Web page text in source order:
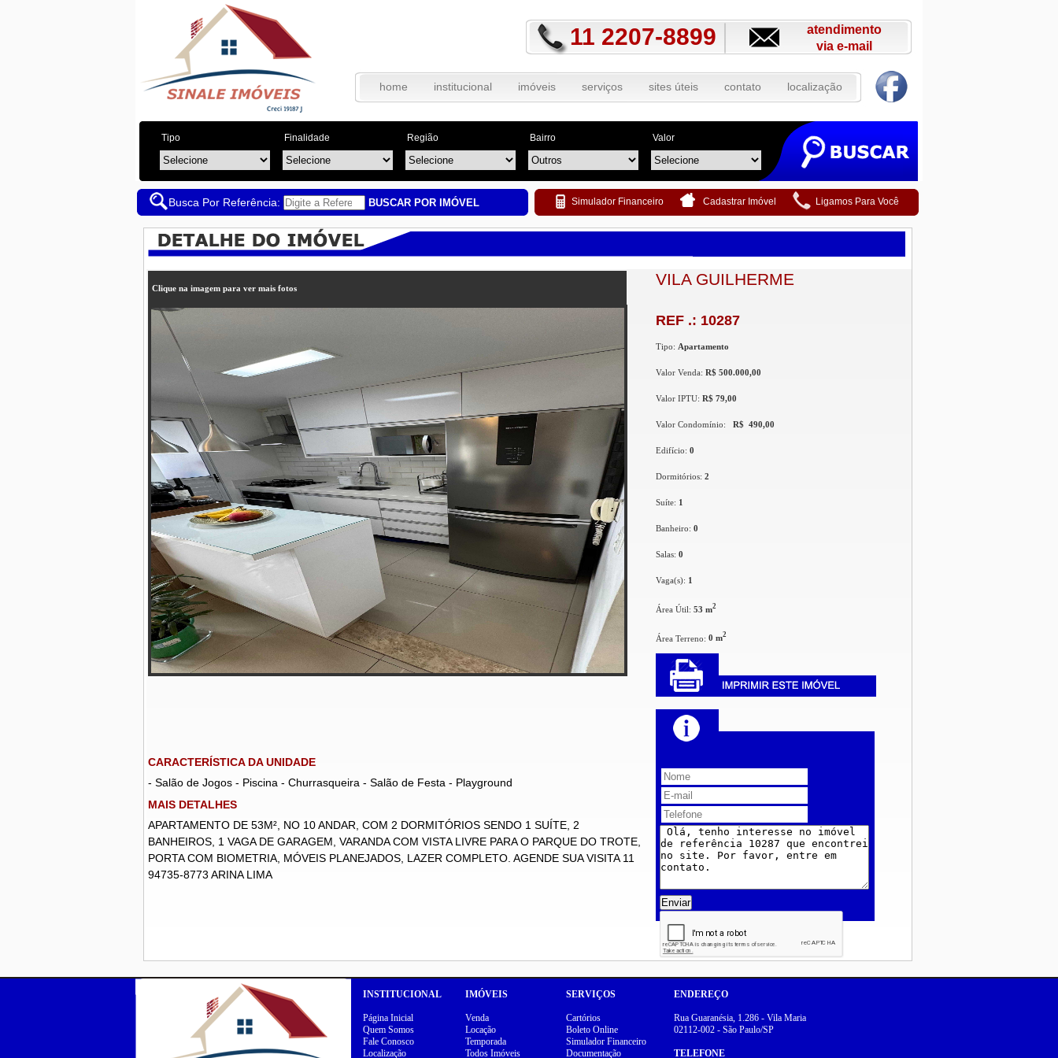
11 2207-8899
atendimento
via e-mail
home institucional imóveis serviços sites úteis contato localização
Tipo Finalidade Região Bairro Valor
Busca Por Referência: BUSCAR POR IMÓVEL Simulador Financeiro Cadastrar Imóvel Ligamos Para Você
Clique na imagem para ver mais fotos
CARACTERÍSTICA DA UNIDADE
- Salão de Jogos - Piscina - Churrasqueira - Salão de Festa - Playground
MAIS DETALHES
APARTAMENTO DE 53M², NO 10 ANDAR, COM 2 DORMITÓRIOS SENDO 1 SUÍTE, 2
BANHEIROS, 1 VAGA DE GARAGEM, VARANDA COM VISTA LIVRE PARA O PARQUE DO TROTE,
PORTA COM BIOMETRIA, MÓVEIS PLANEJADOS, LAZER COMPLETO. AGENDE SUA VISITA 11
94735-8773 ARINA LIMA
VILA GUILHERME
REF .: 10287
Tipo: Apartamento
Valor Venda: R$ 500.000,00
Valor IPTU: R$ 79,00
Valor Condomínio: R$ 490,00
Edifício: 0
Dormitórios: 2
Suíte: 1
Banheiro: 0
Salas: 0
Vaga(s): 1
Área Útil: 53 m2
Área Terreno: 0 m2
Enviar
INSTITUCIONAL
Página Inicial
Quem Somos
Fale Conosco
Localização
IMÓVEIS
Venda
Locação
Temporada
Todos Imóveis
SERVIÇOS
Cartórios
Boleto Online
Simulador Financeiro
Documentação
ENDEREÇO
Rua Guaranésia, 1.286 - Vila Maria
02112-002 - São Paulo/SP
TELEFONE